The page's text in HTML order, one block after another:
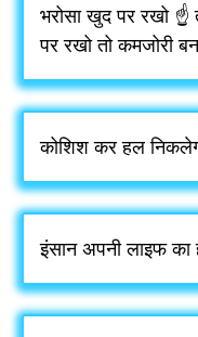
भरोसा खुद पर रखो ☝️
पर रखो तो कमजोरी
कोशिश कर हल
इंसान अपनी लाइफ का